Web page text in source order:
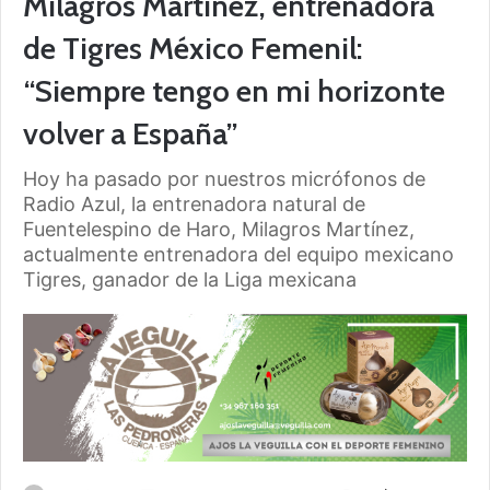
de Tigres México Femenil:
“Siempre tengo en mi horizonte
volver a España”
Hoy ha pasado por nuestros micrófonos de
Radio Azul, la entrenadora natural de
Fuentelespino de Haro, Milagros Martínez,
actualmente entrenadora del equipo mexicano
Tigres, ganador de la Liga mexicana